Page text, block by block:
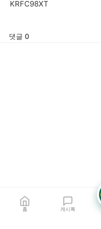
KRFC98XT
댓글 0
홈 캐시톡